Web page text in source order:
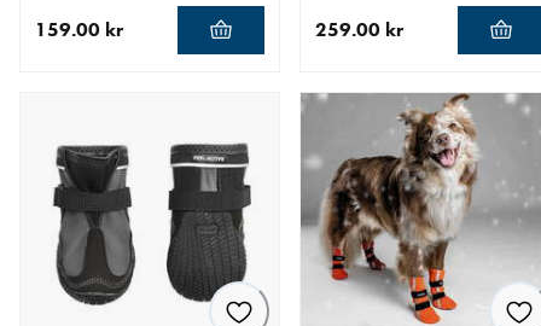
159.00 kr 259.00 kr